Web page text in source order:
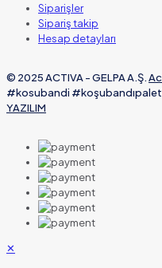
Siparişler
Sipariş takip
Hesap detayları
© 2025 ACTIVA - GELPA A.Ş.
#kosubandi
YAZILIM
✕